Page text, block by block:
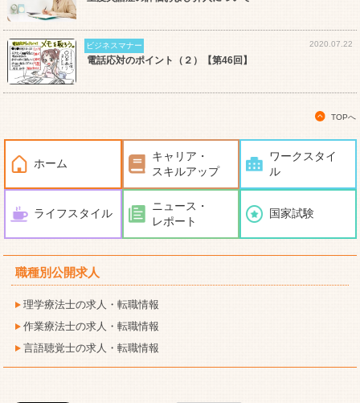
ビジネスマナー 2020.07.22
電話応対のポイント（２）【第46回】
TOPへ
ホーム
キャリア・
スキルアップ
ワークスタイ
ル
ライフスタイル
ニュース・
レポート
国家試験
職種別公開求人
理学療法士の求人・転職情報
作業療法士の求人・転職情報
言語聴覚士の求人・転職情報